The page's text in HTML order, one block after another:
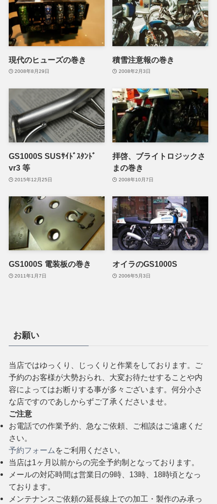
現代のヒューズの巻き
2008年8月29日
積雪注意報の巻き
2008年2月3日
GS1000S SUSｻｲﾄﾞｽﾀﾝﾄﾞ
vr3 等
2015年12月25日
拝啓、ブライトロジックさ
まの巻き
2008年10月7日
GS1000S 電装板の巻き
2011年1月7日
オイラのGS1000S
2006年5月3日
お願い
当店ではゆっくり、じっくりと作業をしております。ご
予約のお客様が大勢おられ、大変お待たせすることや内
容によってはお断りする事が多々ございます。何分小さ
な店ですのであしからずご了承くださいませ。
ご注意
お電話での作業予約、急なご依頼、ご相談はご遠慮くだ
さい。
予約フォーム をご利用ください。
当店は1ヶ月以前からの完全予約制となっております。
メールの対応時間は営業日の9時、13時、18時頃となっ
ております。
メンテナンスご依頼の延長線上での加工・製作のみ承っ